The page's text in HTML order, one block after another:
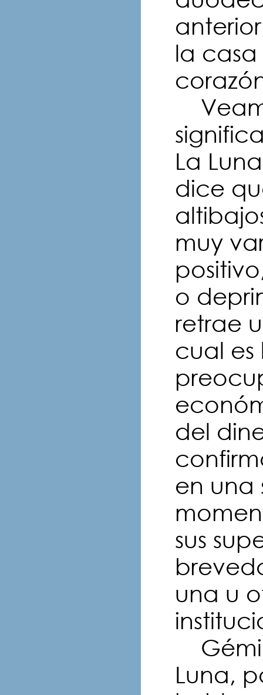
la casa
La
dice
muy
o
retrae
cual es
del
en una
sus
una u
Luna,